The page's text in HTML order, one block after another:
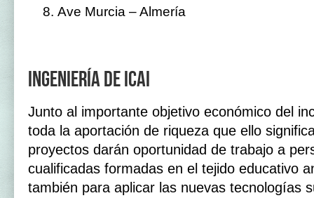
Ave Murcia – Almería
Ingeniería de ICAI
Junto al importante objetivo económico del
toda la aportación de riqueza que ello
proyectos darán oportunidad de trabajo a
cualificadas formadas en el tejido educativo
también para aplicar las nuevas tecnologías